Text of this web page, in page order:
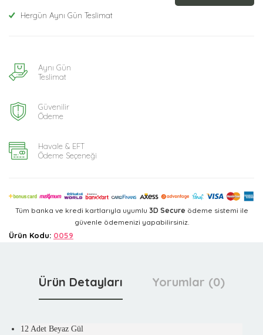
Hergün Aynı Gün Teslimat
Aynı Gün
Teslimat
Güvenilir
Ödeme
Havale & EFT
Ödeme Seçeneği
Tüm banka ve kredi kartlarıyla uyumlu 3D Secure ödeme sistemi ile
güvenle ödemenizi yapabilirsiniz.
Ürün Kodu: 0059
Ürün Detayları Yorumlar (0)
12 Adet Beyaz Gül